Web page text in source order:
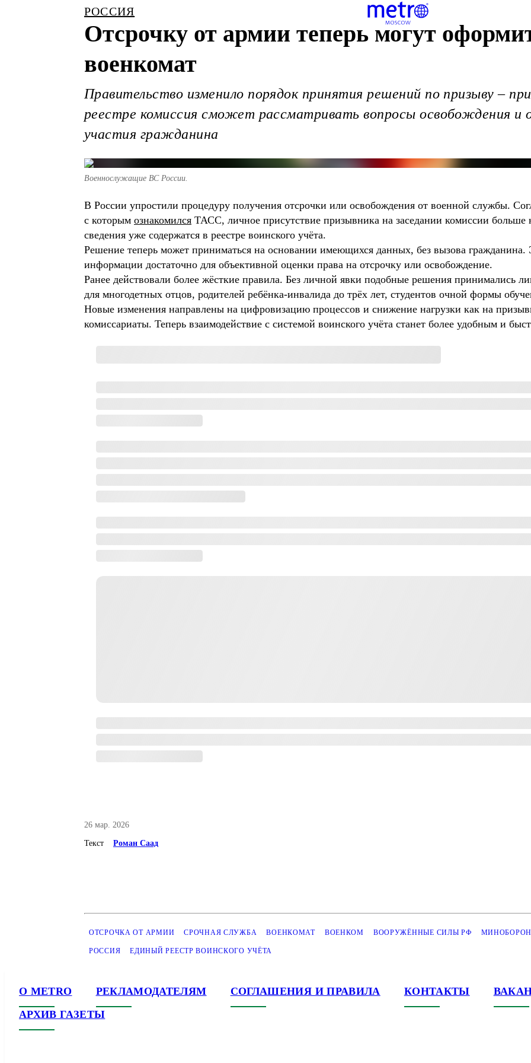
РОССИЯ
Отсрочку от армии теперь могут
военкомат
Правительство изменило порядок принятия решений по призыву –
реестре комиссия сможет рассматривать вопросы освобождения и
участия гражданина
Военнослужащие ВС России.
В России упростили процедуру получения отсрочки или освобождения от военной службы.
с которым ознакомился ТАСС, личное присутствие призывника на заседании комиссии больше
сведения уже содержатся в реестре воинского учёта.
Решение теперь может приниматься на основании имеющихся данных, без вызова гражданина.
информации достаточно для объективной оценки права на отсрочку или освобождение.
Ранее действовали более жёсткие правила. Без личной явки подобные решения принимались
для многодетных отцов, родителей ребёнка-инвалида до трёх лет, студентов очной формы
Новые изменения направлены на цифровизацию процессов и снижение нагрузки как на
комиссариаты. Теперь взаимодействие с системой воинского учёта станет более удобным и
26 мар. 2026
Текст Роман Саад
ОТСРОЧКА ОТ АРМИИ СРОЧНАЯ СЛУЖБА ВОЕНКОМАТ ВОЕНКОМ ВООРУЖЁННЫЕ СИЛЫ РФ
РОССИЯ ЕДИНЫЙ РЕЕСТР ВОИНСКОГО УЧЁТА
О METRO РЕКЛАМОДАТЕЛЯМ СОГЛАШЕНИЯ И ПРАВИЛА КОНТАКТЫ
АРХИВ ГАЗЕТЫ